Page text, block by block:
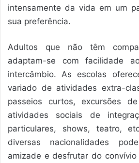
intensamente da vida em um
sua preferência.
Adultos que não têm
adaptam-se com facilidade
intercâmbio. As escolas
variado de atividades extra-
passeios curtos, excursões
atividades sociais de
particulares, shows, teatro,
diversas nacionalidades
amizade e desfrutar do